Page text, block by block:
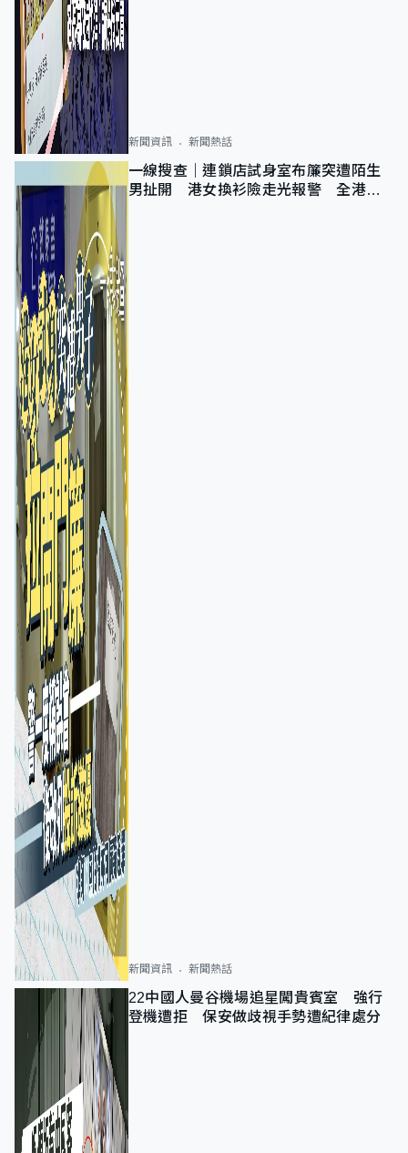
新聞資訊 新聞熱話
一線搜查｜連鎖店試身室布簾突遭陌生
男扯開 港女換衫險走光報警 全港分
新聞資訊 新聞熱話
22中國人曼谷機場追星闖貴賓室 強行
登機遭拒 保安做歧視手勢遭紀律處分